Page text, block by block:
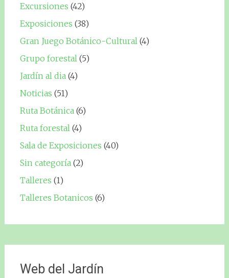
Excursiones (42)
Exposiciones (38)
Gran Juego Botánico-Cultural (4)
Grupo forestal (5)
Jardín al dia (4)
Noticias (51)
Ruta Botánica (6)
Ruta forestal (4)
Sala de Exposiciones (40)
Sin categoría (2)
Talleres (1)
Talleres Botanicos (6)
Web del Jardín